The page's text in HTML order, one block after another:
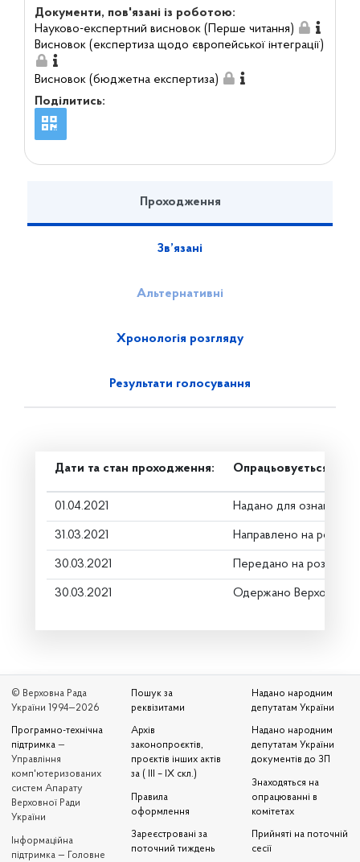
Документи, пов'язані із роботою:
Науково-експертний висновок (Перше читання)
Висновок (експертиза щодо європейської інтеграції)
Висновок (бюджетна експертиза)
Поділитись:
Проходження
Зв’язані
Альтернативні
Хронологія розгляду
Результати голосування
Дати та стан проходження: Опрацьовується в
01.04.2021 Надано для
31.03.2021 Направлено на
30.03.2021 Передано на розгляд
30.03.2021 Одержано Верховною
© Верховна Рада
України 1994—2026
Програмно-технічна
підтримка —
Управління
комп'ютеризованих
систем Апарату
Верховної Ради
України
Iнформаційна
підтримка — Головне
Пошук за
реквізитами
Архів
законопроєктів,
проєктів інших актів
за ( III – IX скл.)
Правила
оформлення
Зареєстровані за
поточний тиждень
Надано народним
депутатам України
Надано народним
депутатам України
документів до ЗП
Знаходяться на
опрацюванні в
комітетах
Прийняті на поточній
сесії